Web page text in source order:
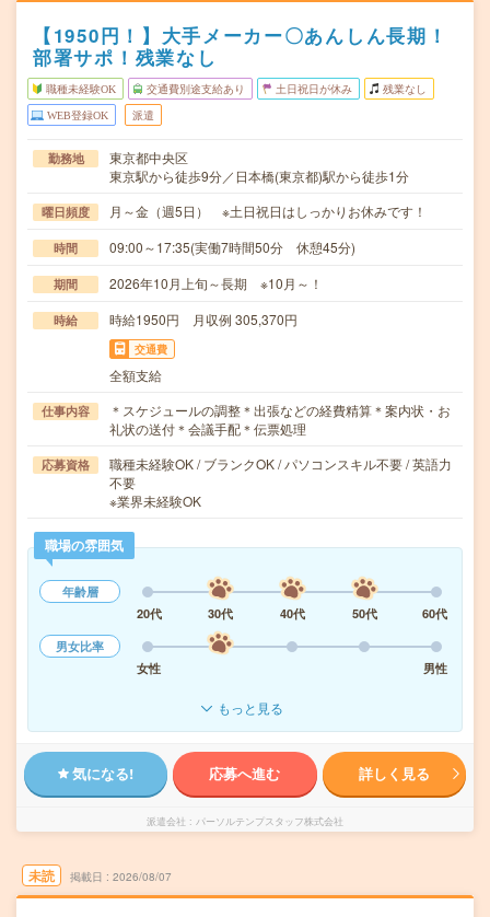
【1950円！】大手メーカー〇あんしん長期！
部署サポ！残業なし
職種未経験OK 交通費別途支給あり 土日祝日が休み 残業なし
WEB登録OK 派遣
勤務地
東京都中央区
東京駅から徒歩9分／日本橋(東京都)駅から徒歩1分
曜日頻度 月～金（週5日） ※土日祝日はしっかりお休みです！
時間 09:00～17:35(実働7時間50分 休憩45分)
期間 2026年10月上旬～長期 ※10月～！
時給 時給1950円 月収例 305,370円
交通費
全額支給
仕事内容
＊スケジュールの調整＊出張などの経費精算＊案内状・お
礼状の送付＊会議手配＊伝票処理
応募資格
職種未経験OK / ブランクOK / パソコンスキル不要 / 英語力
不要
※業界未経験OK
職場の雰囲気
年齢層
20代
30代 40代 50代
60代
男女比率
女性
男性
もっと見る
気になる! 応募へ進む 詳しく見る
派遣会社 パーソルテンプスタッフ株式会社
未読 掲載日 2026/08/07